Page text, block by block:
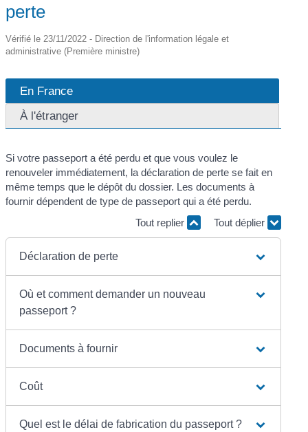
perte
Vérifié le 23/11/2022 - Direction de l'information légale et
administrative (Première ministre)
En France
À l'étranger
Si votre passeport a été perdu et que vous voulez le
renouveler immédiatement, la déclaration de perte se fait en
même temps que le dépôt du dossier. Les documents à
fournir dépendent de type de passeport qui a été perdu.
Tout replier
Tout déplier
Déclaration de perte
Où et comment demander un nouveau
passeport ?
Documents à fournir
Coût
Quel est le délai de fabrication du passeport ?